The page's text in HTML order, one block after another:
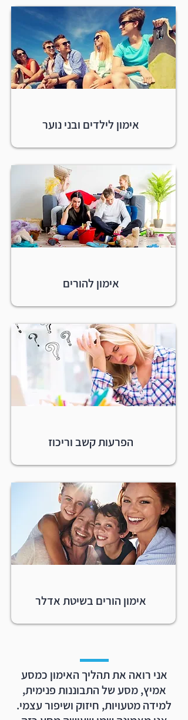
אימון לילדים ובני נוער
אימון להורים
הפרעות קשב וריכוז
אימון הורים בשיטת אדלר
אני רואה את תהליך האימון כמסע
אמיץ, מסע של התבוננות פנימית,
למידה מטעויות, חיזוק ושיפור עצמי.